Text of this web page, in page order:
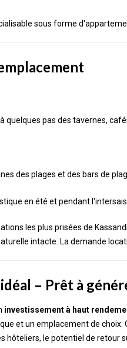
sous forme
quelques pas des tavernes,
des plages et des bars de
en été et pendant
les plus prisées de
intacte. La demande
– Prêt à
investissement à haut
et un emplacement de
hôteliers, le potentiel de retour